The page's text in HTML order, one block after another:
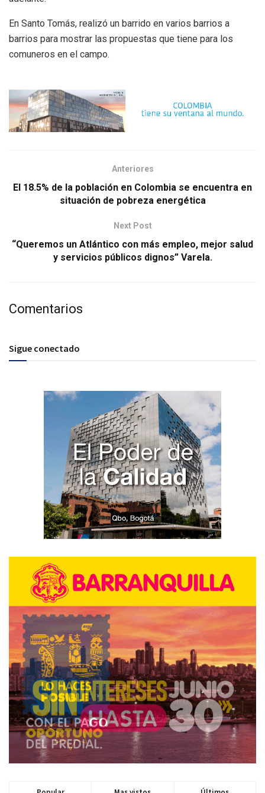
En Santo Tomás, realizó un barrido en varios barrios a
barrios para mostrar las propuestas que tiene para los
comuneros en el campo.
Anteriores
El 18.5% de la población en Colombia se encuentra en
situación de pobreza energética
Next Post
“Queremos un Atlántico con más empleo, mejor salud
y servicios públicos dignos” Varela.
Comentarios
Sigue conectado